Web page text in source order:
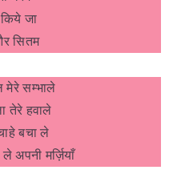
जा
सितम
मेरे सम्भाले
तेरे हवाले
बचा ले
अपनी मर्ज़ियाँ